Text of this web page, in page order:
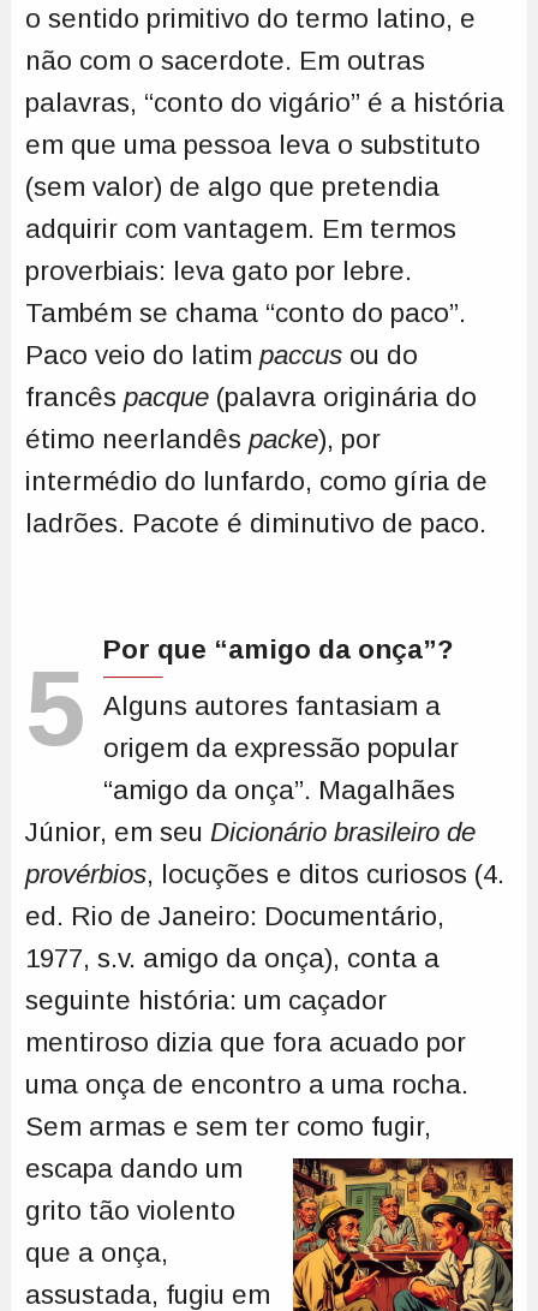
o sentido primitivo do termo latino, e
não com o sacerdote. Em outras
palavras, “conto do vigário” é a história
em que uma pessoa leva o substituto
(sem valor) de algo que pretendia
adquirir com vantagem. Em termos
proverbiais: leva gato por lebre.
Também se chama “conto do paco”.
Paco veio do latim paccusou do
francês pacque(palavra originária do
étimo neerlandês packe), por
intermédio do lunfardo, como gíria de
ladrões. Pacote é diminutivo de paco.
5
Por que “amigo da onça”?
Alguns autores fantasiam a
origem da expressão popular
“amigo da onça”. Magalhães
Júnior, em seu Dicionário brasileiro de
provérbios, locuções e ditos curiosos (4.
ed. Rio de Janeiro: Documentário,
1977, s.v. amigo da onça), conta a
seguinte história: um caçador
mentiroso dizia que fora acuado por
uma onça de encontro a uma rocha.
Sem armas e sem ter como fugir,
escapa dando um
grito tão violento
que a onça,
assustada, fugiu em